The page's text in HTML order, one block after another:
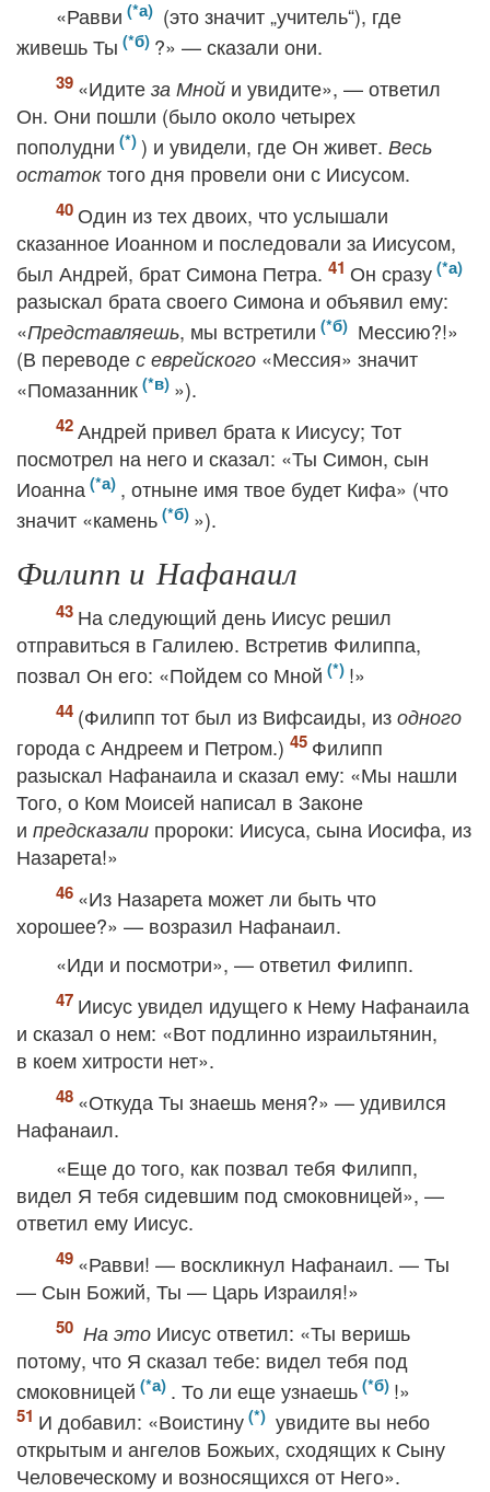
«Равви
(это значит „учитель“), где
живешь Ты
?» — сказали они.
«Идите за Мной и увидите», — ответил
Он. Они пошли (было около четырех
пополудни
) и увидели, где Он живет. Весь
остаток того дня провели они с Иисусом.
Один из тех двоих, что услышали
сказанное Иоанном и последовали за Иисусом,
был Андрей, брат Симона Петра.
Он сразу
разыскал брата своего Симона и объявил ему:
«Представляешь, мы встретили
Мессию?!»
(В переводе с еврейского «Мессия» значит
«Помазанник
»).
Андрей привел брата к Иисусу; Тот
посмотрел на него и сказал: «Ты Симон, сын
Иоанна
, отныне имя твое будет Кифа» (что
значит «камень
»).
Филипп и Нафанаил
На следующий день Иисус решил
отправиться в Галилею. Встретив Филиппа,
позвал Он его: «Пойдем со Мной
!»
(Филипп тот был из Вифсаиды, из одного
города с Андреем и Петром.)
Филипп
разыскал Нафанаила и сказал ему: «Мы нашли
Того, о Ком Моисей написал в Законе
и предсказали пророки: Иисуса, сына Иосифа, из
Назарета!»
«Из Назарета может ли быть что
хорошее?» — возразил Нафанаил.
«Иди и посмотри», — ответил Филипп.
Иисус увидел идущего к Нему Нафанаила
и сказал о нем: «Вот подлинно израильтянин,
в коем хитрости нет».
«Откуда Ты знаешь меня?» — удивился
Нафанаил.
«Еще до того, как позвал тебя Филипп,
видел Я тебя сидевшим под смоковницей», —
ответил ему Иисус.
«Равви! — воскликнул Нафанаил. — Ты
— Сын Божий, Ты — Царь Израиля!»
На это Иисус ответил: «Ты веришь
потому, что Я сказал тебе: видел тебя под
смоковницей
. То ли еще узнаешь
!»
И добавил: «Воистину
увидите вы небо
открытым и ангелов Божьих, сходящих к Сыну
Человеческому и возносящихся от Него».